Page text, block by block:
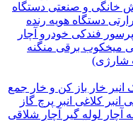
و صنعتیدستگاه
دستگاه هویه رنده
فندکی خودروآچار
برقی منگنه
خار باز کن و خار جمع
کلاغیانبر پرچگاز
لوله گیرآچار شلاقی